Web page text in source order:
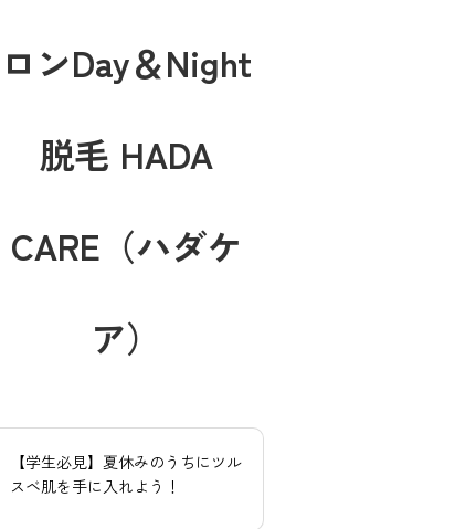
ロンDay＆Night
脱毛 HADA
CARE（ハダケ
ア）
【学生必見】夏休みのうちにツル
スベ肌を手に入れよう！